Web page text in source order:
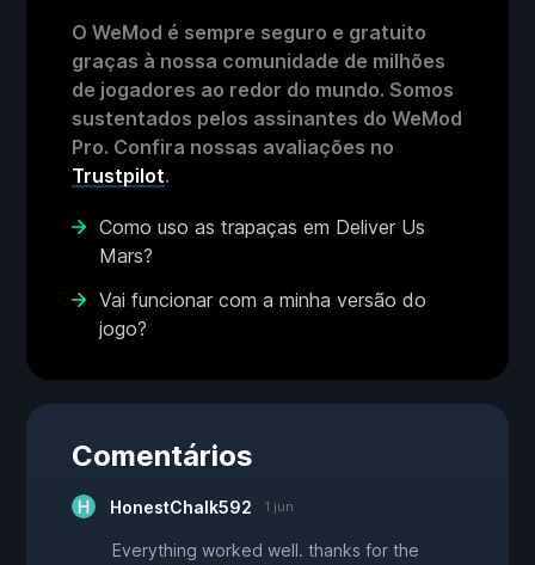
O WeMod é sempre seguro e gratuito
graças à nossa comunidade de milhões
de jogadores ao redor do mundo. Somos
sustentados pelos assinantes do WeMod
Pro. Confira nossas avaliações no
Trustpilot.
Como uso as trapaças em Deliver Us
Mars?
Vai funcionar com a minha versão do
jogo?
Comentários
HonestChalk592 1 jun
Everything worked well. thanks for the